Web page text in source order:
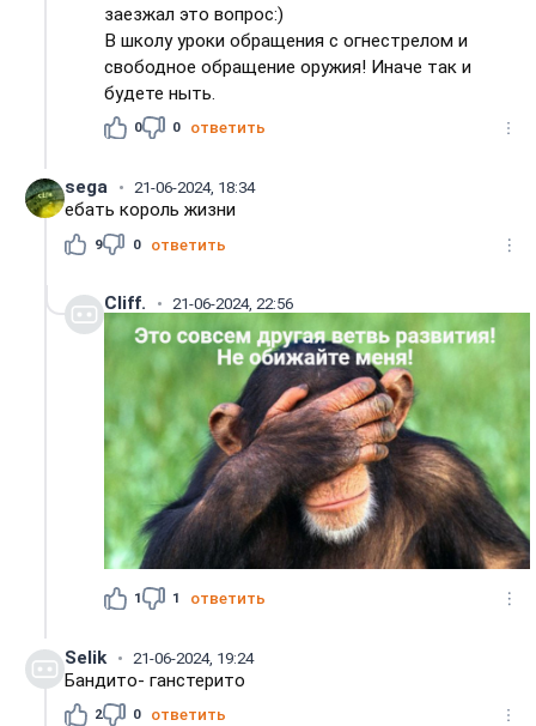
заезжал это вопрос:)
В школу уроки обращения с огнестрелом и
свободное обращение оружия! Иначе так и
будете ныть.
0 0 ответить
sega 21-06-2024, 18:34
ебать король жизни
9 0 ответить
Cliff. 21-06-2024, 22:56
1 1 ответить
Selik 21-06-2024, 19:24
Бандито- ганстерито
2 0 ответить